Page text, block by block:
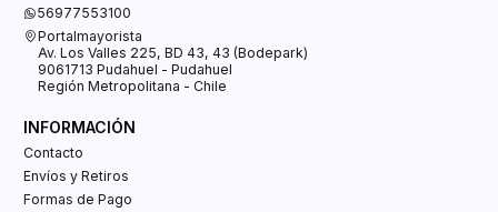
56977553100
Portalmayorista
Av. Los Valles 225, BD 43, 43 (Bodepark)
9061713 Pudahuel - Pudahuel
Región Metropolitana - Chile
INFORMACIÓN
Contacto
Envíos y Retiros
Formas de Pago